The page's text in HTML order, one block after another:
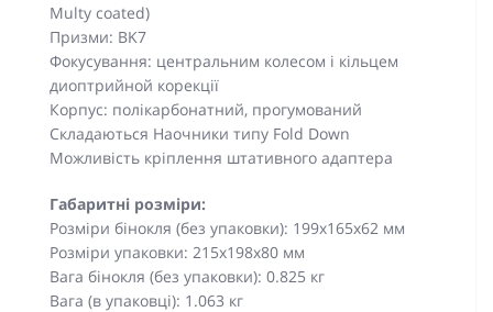
Multy coated)
Призми: BK7
Фокусування: центральним колесом і кільцем
диоптрийной корекції
Корпус: полікарбонатний, прогумований
Складаються Наочники типу Fold Down
Можливість кріплення штативного адаптера
Габаритні розміри:
Розміри бінокля (без упаковки): 199x165x62 мм
Розміри упаковки: 215х198х80 мм
Вага бінокля (без упаковки): 0.825 кг
Вага (в упаковці): 1.063 кг